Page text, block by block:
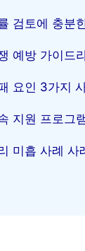
검토에 충분
예방 가이드
요인 3가지
지원 프로그
미흡 사례 사